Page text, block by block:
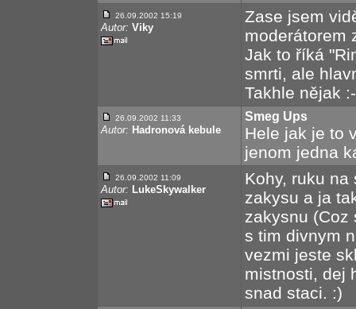
26.09.2002 15:19
Autor: Viky
Zase jsem
moderátorem
Jak to říká
smrti, ale
Takhle nějak
26.09.2002 11:33
Autor: Hadronová kebule
Smeg Ups
Hele jak je to
jenom jedna
26.09.2002 11:09
Autor: LukeSkywalker
Kohy, ruku na
zakysu a ja
zakysnu (Coz
s tim divnym
vezmi jeste
mistnosti, dej
snad staci. :)